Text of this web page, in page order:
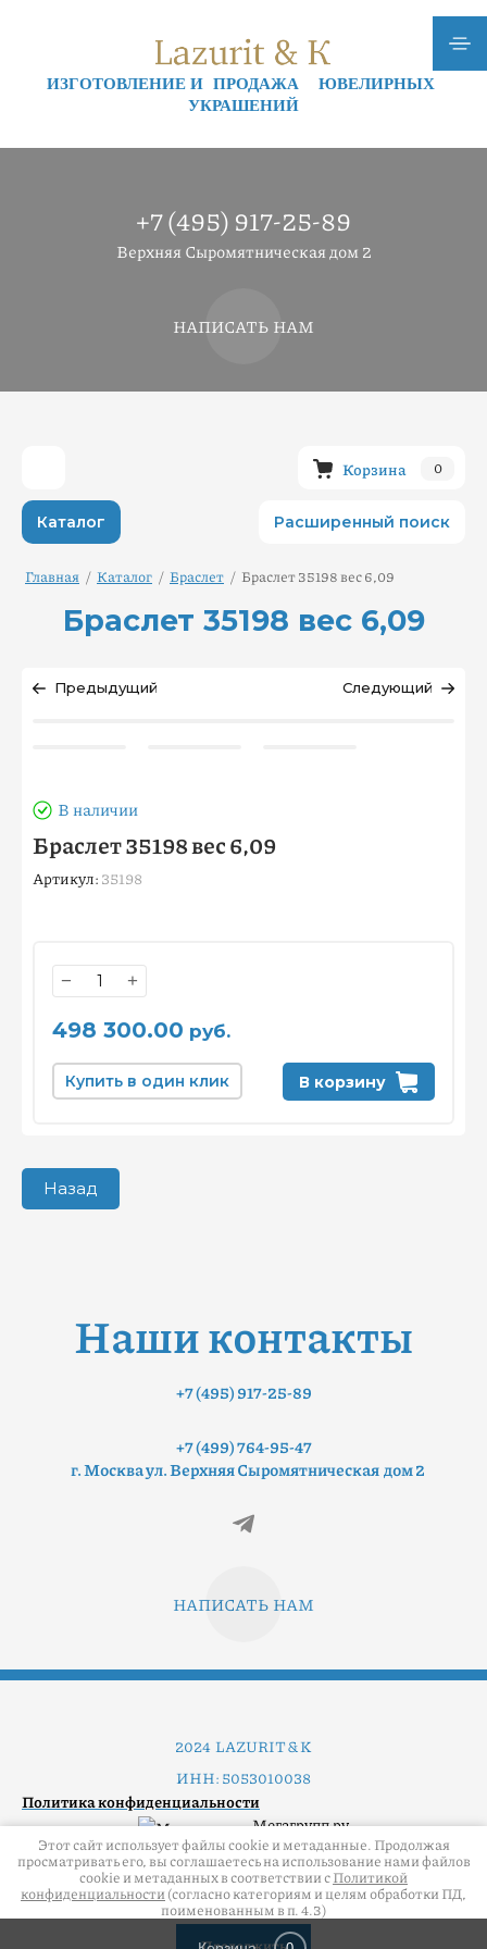
ИЗГОТОВЛЕНИЕ И ПРОДАЖА ЮВЕЛИРНЫХ
УКРАШЕНИЙ
+7 (495) 917-25-89
Верхняя Сыромятническая дом 2
НАПИСАТЬ НАМ
Корзина 0
Каталог Расширенный поиск
Главная / Каталог / Браслет / Браслет 35198 вес 6,09
Браслет 35198 вес 6,09
Предыдущий Следующий
В наличии
Браслет 35198 вес 6,09
Артикул: 35198
− +
498 300.00 руб.
В корзину
Купить в один клик
Назад
Наши контакты
+7 (495) 917-25-89
+7 (499) 764-95-47
г. Москва ул. Верхняя Сыромятническая дом 2
НАПИСАТЬ НАМ
2024 LAZURIT & K
ИНН: 5053010038
Политика конфиденциальности
Этот сайт использует файлы cookie и метаданные. Продолжая
просматривать его, вы соглашаетесь на использование нами файлов
cookie и метаданных в соответствии сПолитикой
конфиденциальности (согласно категориям и целям обработки ПД,
поименованным в п. 4.3)
Мегагрупп.ру